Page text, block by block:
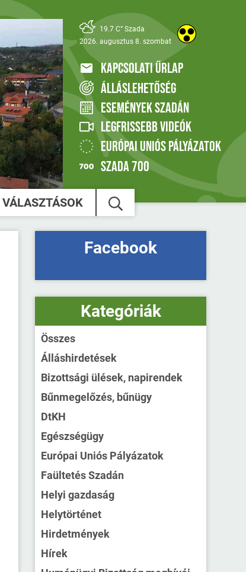
19.7 C° Szada
2026. augusztus 8. szombat
KAPCSOLATI ŰRLAP
ÁLLÁSLEHETŐSÉG
ESEMÉNYEK SZADÁN
LEGFRISSEBB VIDEÓK
EURÓPAI UNIÓS PÁLYÁZATOK
SZADA 700
VÁLASZTÁSOK
Facebook
Kategóriák
Összes
Álláshirdetések
Bizottsági ülések, napirendek
Bűnmegelőzés, bűnügy
DtKH
Egészségügy
Európai Uniós Pályázatok
Faültetés Szadán
Helyi gazdaság
Helytörténet
Hirdetmények
Hírek